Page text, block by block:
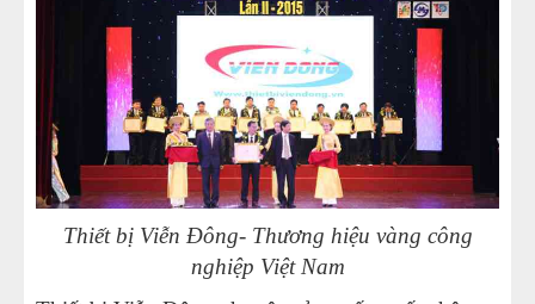
Thiết bị Viễn Đông- Thương hiệu vàng công
nghiệp Việt Nam